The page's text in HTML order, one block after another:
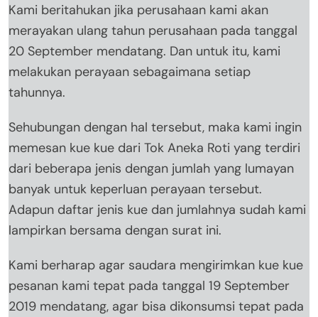
Kami beritahukan jika perusahaan kami akan
merayakan ulang tahun perusahaan pada tanggal
20 September mendatang. Dan untuk itu, kami
melakukan perayaan sebagaimana setiap
tahunnya.
Sehubungan dengan hal tersebut, maka kami ingin
memesan kue kue dari Tok Aneka Roti yang terdiri
dari beberapa jenis dengan jumlah yang lumayan
banyak untuk keperluan perayaan tersebut.
Adapun daftar jenis kue dan jumlahnya sudah kami
lampirkan bersama dengan surat ini.
Kami berharap agar saudara mengirimkan kue kue
pesanan kami tepat pada tanggal 19 September
2019 mendatang, agar bisa dikonsumsi tepat pada